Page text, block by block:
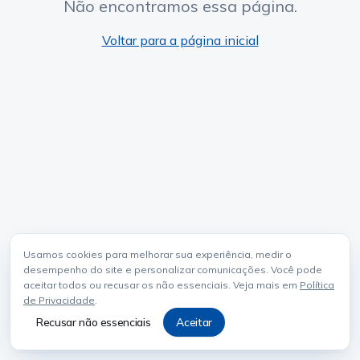
Usamos cookies para melhorar sua experiência, medir o
desempenho do site e personalizar comunicações. Você pode
aceitar todos ou recusar os não essenciais. Veja mais em Política
de Privacidade.
Recusar não essenciais Aceitar
Não encontramos essa página.
Voltar para a página inicial